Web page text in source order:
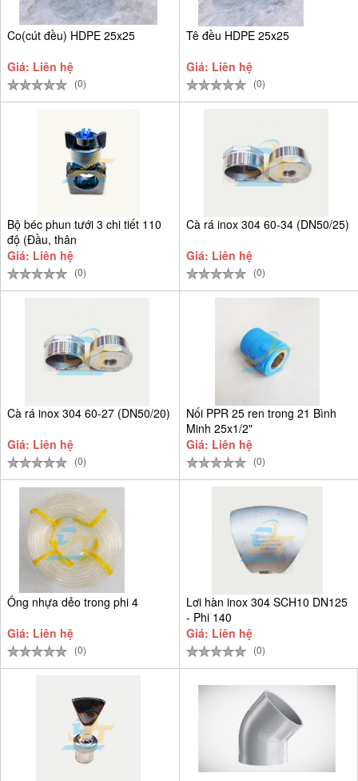
Co(cút đều) HDPE 25x25
Giá: Liên hệ
(0)
Tê đều HDPE 25x25
Giá: Liên hệ
(0)
Bộ béc phun tưới 3 chi tiết 110
độ (Đầu, thân
Giá: Liên hệ
(0)
Cà rá inox 304 60-34 (DN50/25)
Giá: Liên hệ
(0)
Cà rá inox 304 60-27 (DN50/20)
Giá: Liên hệ
(0)
Nối PPR 25 ren trong 21 Bình
Minh 25x1/2"
Giá: Liên hệ
(0)
Ống nhựa dẻo trong phi 4
Giá: Liên hệ
(0)
Lơi hàn inox 304 SCH10 DN125
- Phi 140
Giá: Liên hệ
(0)